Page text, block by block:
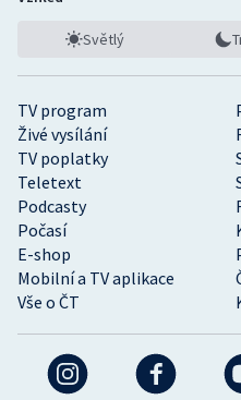
TV program
Živé vysílání
TV poplatky
Teletext
Podcasty
Počasí
E-shop
Mobilní a TV aplikace
Vše o ČT
Světlý